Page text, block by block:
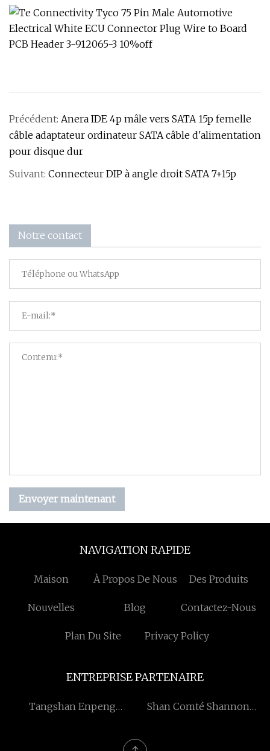
Précédent: Anera IDE 4p mâle vers SATA 15p femelle
câble adaptateur ordinateur SATA câble d'alimentation
pour disque dur
Suivant: Connecteur DIP à angle droit SATA 7+15p
Notre contact
Envoyer maintenant
NAVIGATION RAPIDE
Maison À Propos De Nous Des Produits
Nouvelles Blog Contactez-Nous
Plan Du Site Privacy Policy
ENTREPRISE PARTENAIRE
Tangshan Enpeng
Shan Comté Shannon